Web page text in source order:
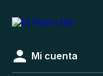
Mi cuenta